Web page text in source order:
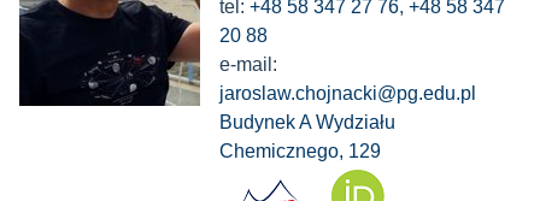
tel: +48 58 347 27 76, +48 58 347
20 88
e-mail:
jaroslaw.chojnacki@pg.edu.pl
Budynek A Wydziału
Chemicznego, 129